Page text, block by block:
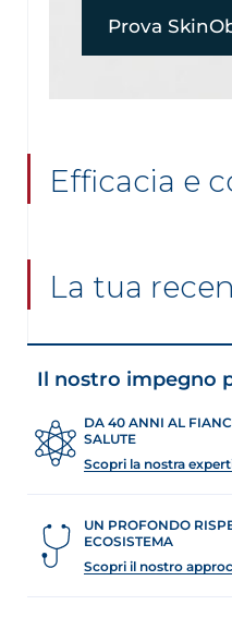
Prova
Efficacia e
La tua
Il nostro impegno
DA 40 ANNI AL
SALUTE
Scopri la nostra
UN PROFONDO
ECOSISTEMA
Scopri il nostro